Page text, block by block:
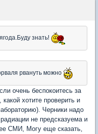
знать!
рвануть можно
очень беспокоитесь за
хотите проверить и
Черники надо
не предсказуема и
СМИ, Могу еще сказать,